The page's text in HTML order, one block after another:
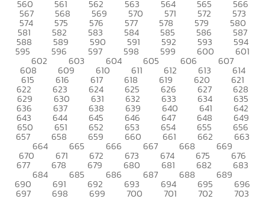
560 561 562 563 564 565 566
567 568 569 570 571 572 573
574 575 576 577 578 579 580
581 582 583 584 585 586 587
588 589 590 591 592 593 594
595 596 597 598 599 600 601
602 603 604 605 606 607
608 609 610 611 612 613 614
615 616 617 618 619 620 621
622 623 624 625 626 627 628
629 630 631 632 633 634 635
636 637 638 639 640 641 642
643 644 645 646 647 648 649
650 651 652 653 654 655 656
657 658 659 660 661 662 663
664 665 666 667 668 669
670 671 672 673 674 675 676
677 678 679 680 681 682 683
684 685 686 687 688 689
690 691 692 693 694 695 696
697 698 699 700 701 702 703